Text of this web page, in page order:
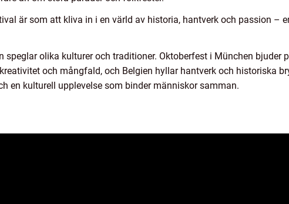
är som att kliva in i en värld av historia, hantverk och passion –
speglar olika kulturer och traditioner. Oktoberfest i München bjuder
och mångfald, och Belgien hyllar hantverk och historiska
en kulturell upplevelse som binder människor samman.